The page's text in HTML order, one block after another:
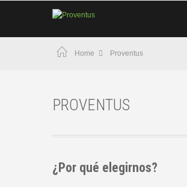
Home Proventus
PROVENTUS
¿Por qué elegirnos?